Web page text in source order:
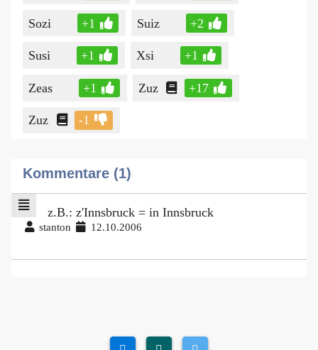
Sozi +1 Suiz +2
Susi +1 Xsi +1
Zeas +1 Zuz +17
Zuz -1
Kommentare (1)
z.B.: z'Innsbruck = in Innsbruck
stanton 12.10.2006